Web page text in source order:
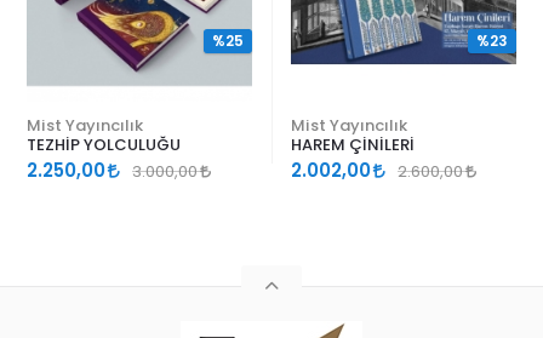
Mist Yayıncılık
TEZHİP YOLCULUĞU
2.250,00 3.000,00
%25
Mist Yayıncılık
HAREM ÇİNİLERİ
2.002,00 2.600,00
%23